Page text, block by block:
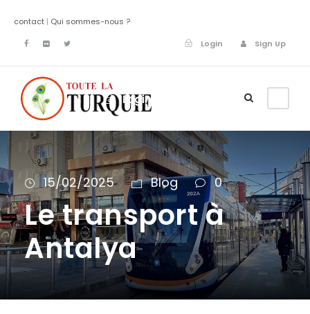
contact | Qui sommes-nous ?
Login
Sign Up
Login
15/02/2025 Blog 0
Le transport à
Antalya